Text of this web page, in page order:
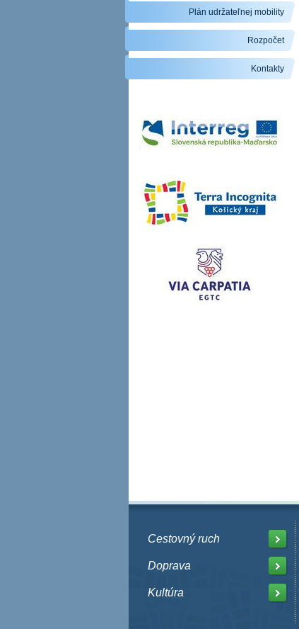
Plán udržateľnej mobility
Rozpočet
Kontakty
Cestovný ruch
Doprava
Kultúra